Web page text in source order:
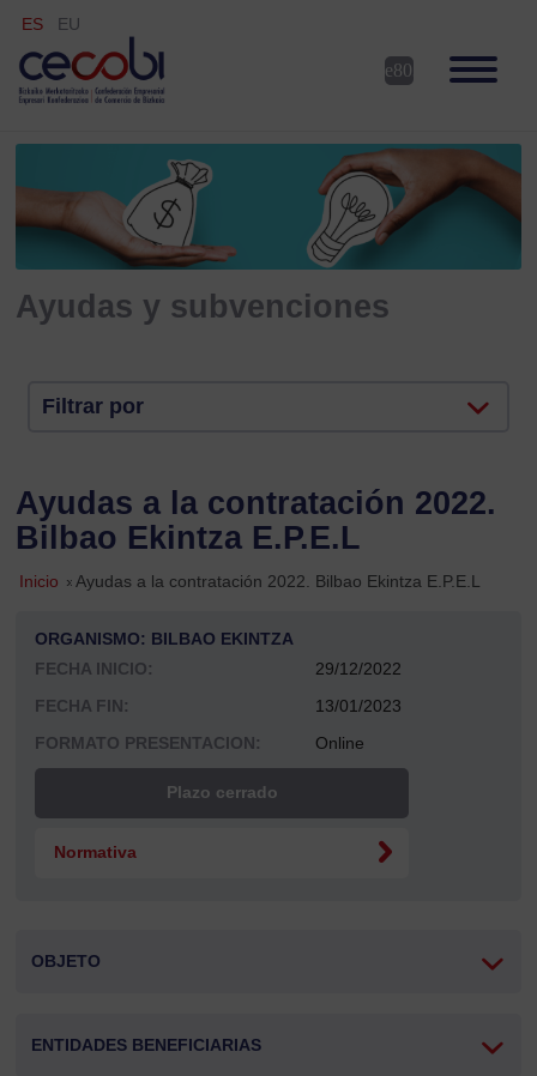
ES EU
Ayudas y subvenciones
Filtrar por
Ayudas a la contratación 2022.
Bilbao Ekintza E.P.E.L
Inicio » Ayudas a la contratación 2022. Bilbao Ekintza E.P.E.L
ORGANISMO: BILBAO EKINTZA
FECHA INICIO:
29/12/2022
FECHA FIN:
13/01/2023
FORMATO PRESENTACION:
Online
Plazo cerrado
Normativa
OBJETO
ENTIDADES BENEFICIARIAS